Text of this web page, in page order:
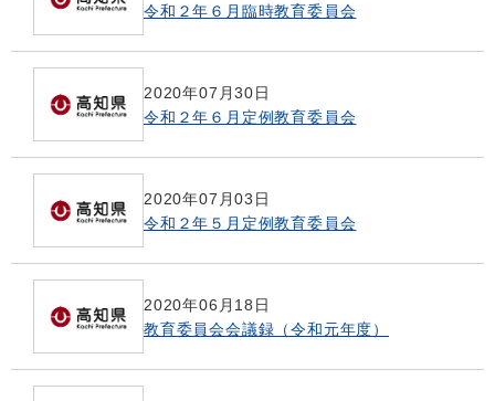
令和２年６月臨時教育委員会
2020年07月30日
令和２年６月定例教育委員会
2020年07月03日
令和２年５月定例教育委員会
2020年06月18日
教育委員会会議録（令和元年度）